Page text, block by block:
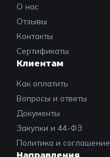
О нас
Отзывы
Контакты
Сертификаты
Клиентам
Как оплатить
Вопросы и ответы
Документы
Закупки и 44-ФЗ
Политика и соглашение